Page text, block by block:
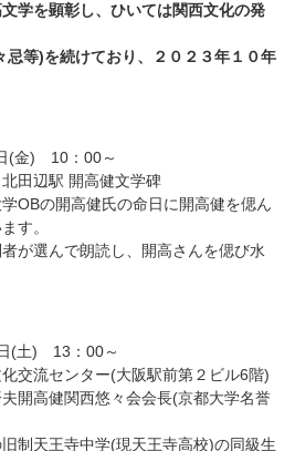
学を顕彰し、ひいては関西文化の発
忌等)を続けており、２０２３年１０年
(金) 10：00～
田辺駅 開高健文学碑
OBの開高健氏の命日に開高健を偲ん
す。
が選んで朗読し、開高さんを偲び水
(土) 13：00～
交流センター(大阪駅前第２ビル6階)
開高健関西悠々会会長(京都大学名誉
制天王寺中学(現天王寺高校)の同級生